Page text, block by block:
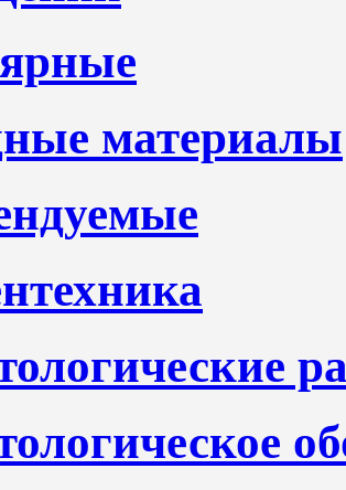
материалы